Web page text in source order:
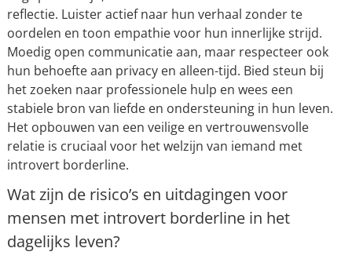
reflectie. Luister actief naar hun verhaal zonder te
oordelen en toon empathie voor hun innerlijke strijd.
Moedig open communicatie aan, maar respecteer ook
hun behoefte aan privacy en alleen-tijd. Bied steun bij
het zoeken naar professionele hulp en wees een
stabiele bron van liefde en ondersteuning in hun leven.
Het opbouwen van een veilige en vertrouwensvolle
relatie is cruciaal voor het welzijn van iemand met
introvert borderline.
Wat zijn de risico’s en uitdagingen voor
mensen met introvert borderline in het
dagelijks leven?